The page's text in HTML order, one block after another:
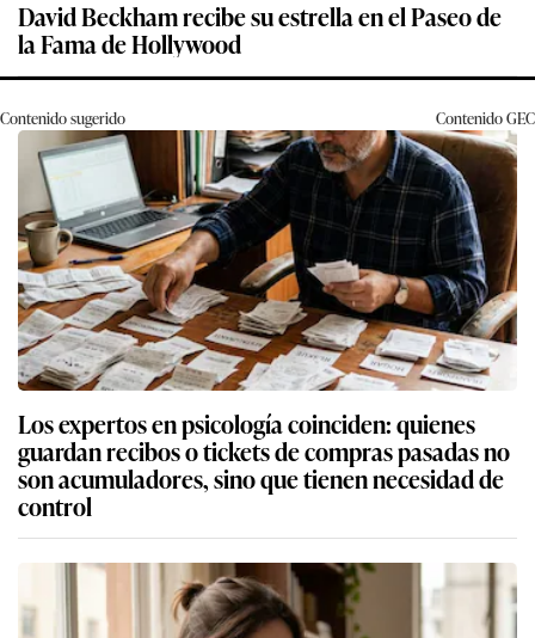
David Beckham recibe su estrella en el Paseo de
la Fama de Hollywood
Contenido sugerido ContenidoGEC
Los expertos en psicología coinciden: quienes
guardan recibos o tickets de compras pasadas no
son acumuladores, sino que tienen necesidad de
control